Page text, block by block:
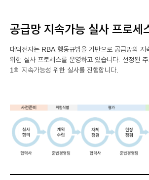
공급망 지속가능 실사 프로세
대덕전자는 RBA 행동규범을 기반으로 공급망의 지
위한 실사 프로세스를 운영하고 있습니다. 선정된
1회 지속가능성 위한 실사를 진행합니다.